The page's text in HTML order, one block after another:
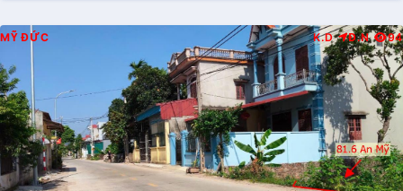
MỸ ĐỨC K.D Đ.N 94